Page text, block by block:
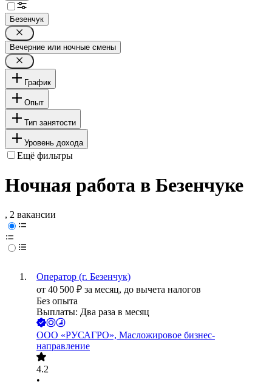
Безенчук
Вечерние или ночные смены
График
Опыт
Тип занятости
Уровень дохода
Ещё фильтры
Ночная работа в Безенчуке
, 2 вакансии
Оператор (г. Безенчук)
от 40 500 ₽ за месяц, до вычета налогов
Без опыта
Выплаты: Два раза в месяц
ООО «РУСАГРО», Масложировое бизнес-
направление
4.2
•